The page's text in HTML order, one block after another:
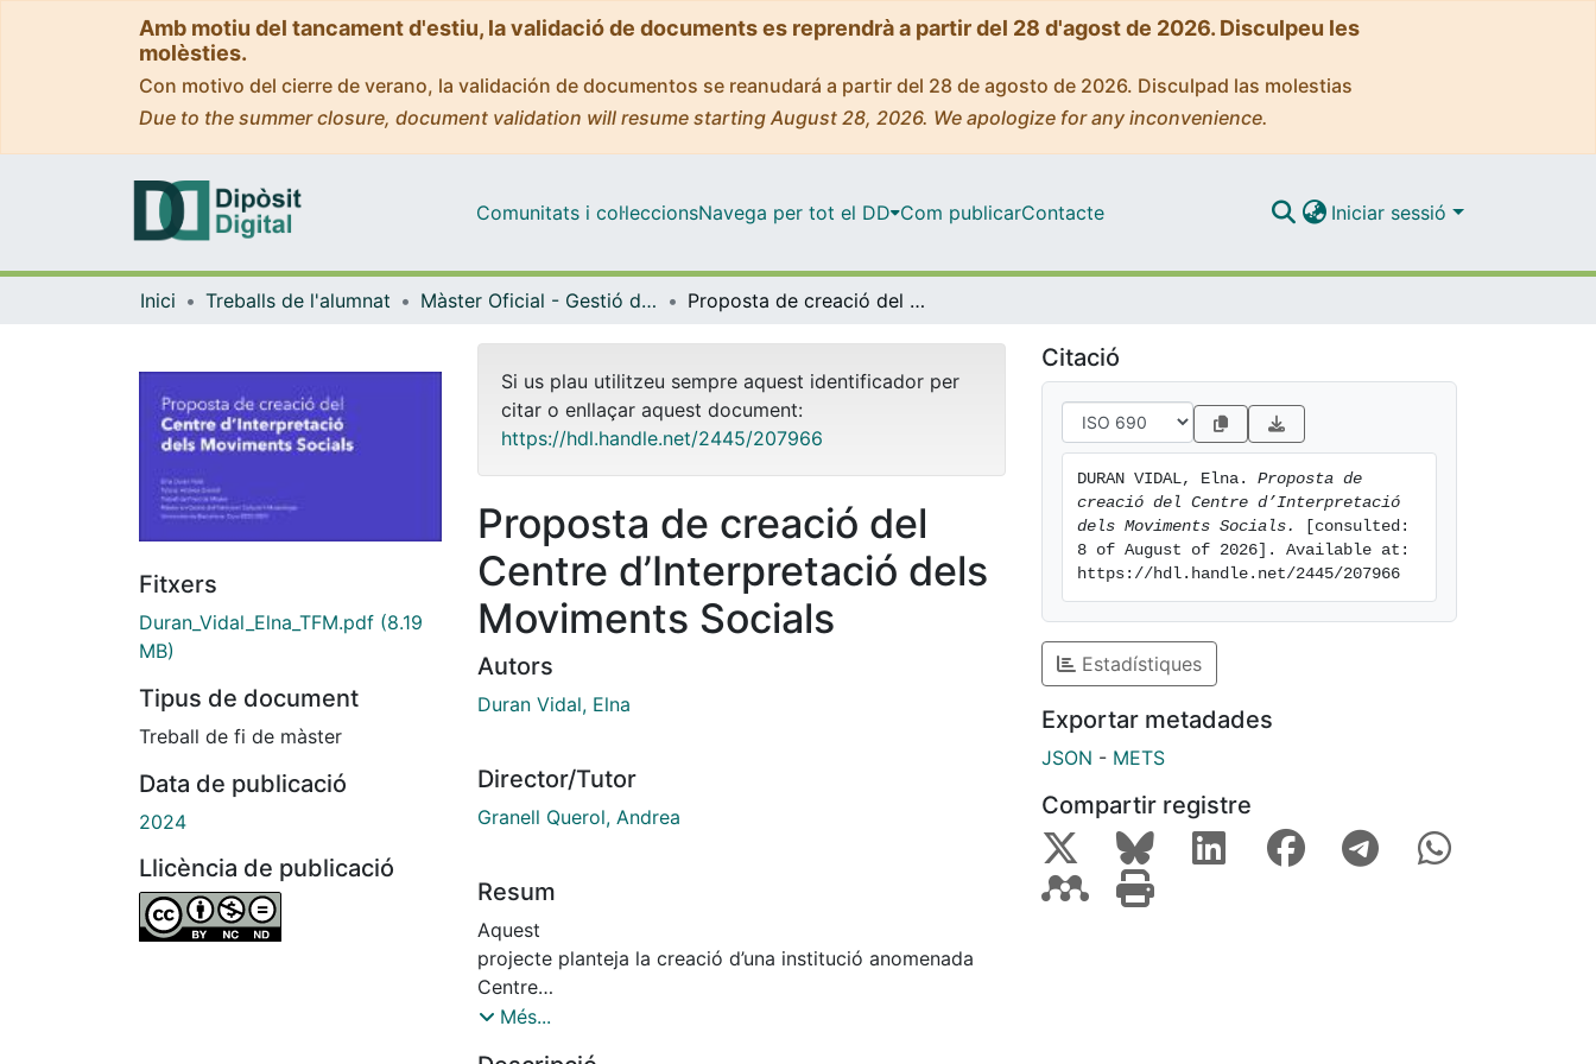
Amb motiu del tancament d'estiu, la validació de documents es reprendrà a partir del 28 d'agost de 2026. Disculpeu les
molèsties.
Con motivo del cierre de verano, la validación de documentos se reanudará a partir del 28 de agosto de 2026. Disculpad las molestias
Due to the summer closure, document validation will resume starting August 28, 2026. We apologize for any inconvenience.
Comunitats i col·leccionsNavega per tot el DD Com publicarContacte Iniciar sessió
Inici Treballs de l'alumnat Màster Oficial - Gestió del Patrimoni Cultural i Museologia Proposta de creació del Centre d’Interpretació dels Moviments Socials
Fitxers
Duran_Vidal_Elna_TFM.pdf (8.19
MB)
Tipus de document
Treball de fi de màster
Data de publicació
2024
Llicència de publicació
Si us plau utilitzeu sempre aquest identificador per
citar o enllaçar aquest document:
https://hdl.handle.net/2445/207966
Proposta de creació del
Centre d’Interpretació dels
Moviments Socials
Autors
Duran Vidal, Elna
Director/Tutor
Granell Querol, Andrea
Resum
Aquest
projecte planteja la creació d’una institució anomenada
Centre
d’Interpretació dels Moviments Socials ( per documentar i
Més...
Citació
DURAN VIDAL, Elna. Proposta de
creació del Centre d’Interpretació
dels Moviments Socials.
[consulted:
8 of August of 2026]. Available at:
https://hdl.handle.net/2445/207966
Estadístiques
Exportar metadades
JSON - METS
Compartir registre